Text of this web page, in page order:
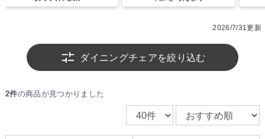
2026/7/31更新
ダイニングチェアを絞り込む
2件の商品が見つかりました